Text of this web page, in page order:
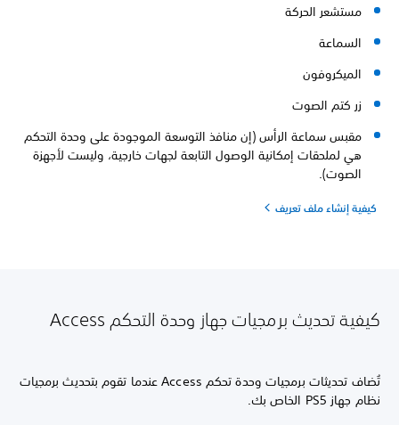
مستشعر الحركة
السماعة
الميكروفون
زر كتم الصوت
مقبس سماعة الرأس (إن منافذ التوسعة الموجودة على وحدة التحكم
هي لملحقات إمكانية الوصول التابعة لجهات خارجية، وليست لأجهزة
الصوت).
كيفية إنشاء ملف تعريف
كيفية تحديث برمجيات جهاز وحدة التحكم Access
تُضاف تحديثات برمجيات وحدة تحكم Access عندما تقوم بتحديث برمجيات
نظام جهاز PS5 الخاص بك.